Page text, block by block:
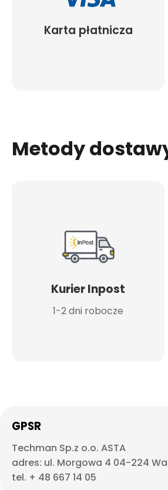
Karta płatnicza
Metody
Kurier Inpost
1-2 dni robocze
GPSR
Techman Sp.z o.o. ASTA
adres: ul. Morgowa 4 04-224
tel. + 48 667 14 05